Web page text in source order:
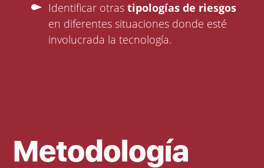
Identificar otrastipologías de riesgos
en diferentes situaciones donde esté
involucrada la tecnología.
Metodología